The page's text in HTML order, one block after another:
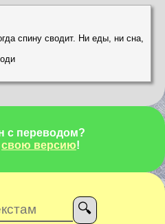
спину сводит. Ни еды, ни сна,
с переводом?
свою версию!